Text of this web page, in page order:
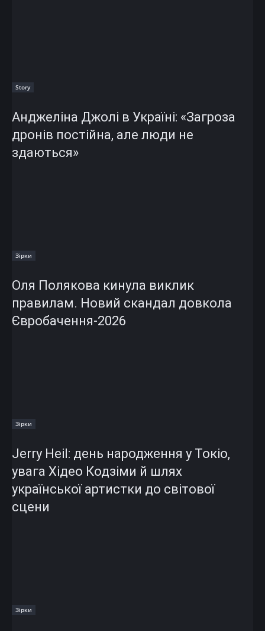
Story
Анджеліна Джолі в Україні: «Загроза
дронів постійна, але люди не
здаються»
Зірки
Оля Полякова кинула виклик
правилам. Новий скандал довкола
Євробачення-2026
Зірки
Jerry Heil: день народження у Токіо,
увага Хідео Кодзіми й шлях
української артистки до світової
сцени
Зірки